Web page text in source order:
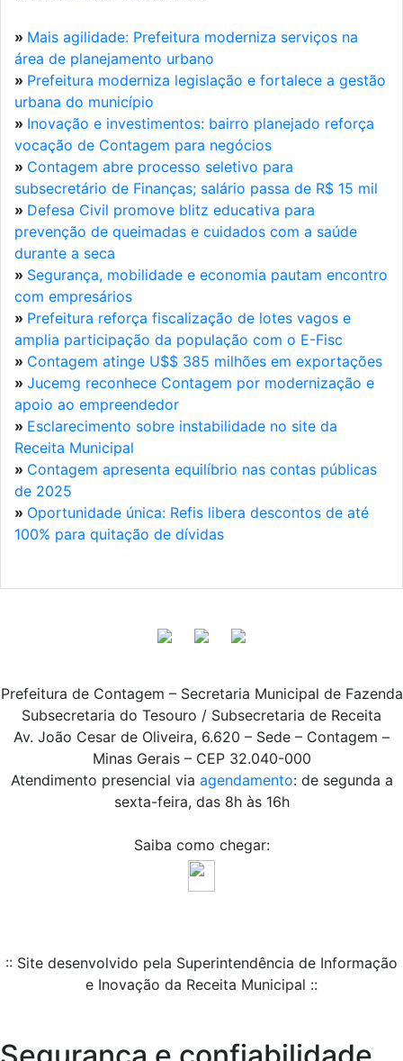
» Mais agilidade: Prefeitura moderniza serviços na
área de planejamento urbano
» Prefeitura moderniza legislação e fortalece a gestão
urbana do município
» Inovação e investimentos: bairro planejado reforça
vocação de Contagem para negócios
» Contagem abre processo seletivo para
subsecretário de Finanças; salário passa de R$ 15 mil
» Defesa Civil promove blitz educativa para
prevenção de queimadas e cuidados com a saúde
durante a seca
» Segurança, mobilidade e economia pautam encontro
com empresários
» Prefeitura reforça fiscalização de lotes vagos e
amplia participação da população com o E-Fisc
» Contagem atinge U$$ 385 milhões em exportações
» Jucemg reconhece Contagem por modernização e
apoio ao empreendedor
» Esclarecimento sobre instabilidade no site da
Receita Municipal
» Contagem apresenta equilíbrio nas contas públicas
de 2025
» Oportunidade única: Refis libera descontos de até
100% para quitação de dívidas
Prefeitura de Contagem – Secretaria Municipal de Fazenda
Subsecretaria do Tesouro / Subsecretaria de Receita
Av. João Cesar de Oliveira, 6.620 – Sede – Contagem –
Minas Gerais – CEP 32.040-000
Atendimento presencial via agendamento: de segunda a
sexta-feira, das 8h às 16h
Saiba como chegar:
:: Site desenvolvido pela Superintendência de Informação
e Inovação da Receita Municipal ::